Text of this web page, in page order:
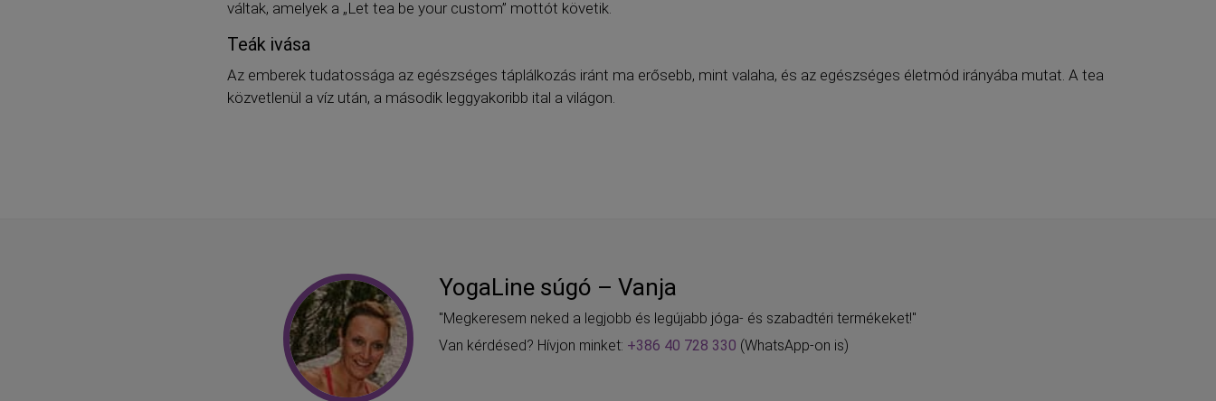
váltak, amelyek a „Let tea be your custom” mottót követik.
Teák ivása
Az emberek tudatossága az egészséges táplálkozás iránt ma erősebb, mint valaha, és az egészséges életmód irányába mutat. A tea
közvetlenül a víz után, a második leggyakoribb ital a világon.
YogaLine súgó – Vanja
"Megkeresem neked a legjobb és legújabb jóga- és szabadtéri termékeket!"
Van kérdésed? Hívjon minket: +386 40 728 330 (WhatsApp-on is)